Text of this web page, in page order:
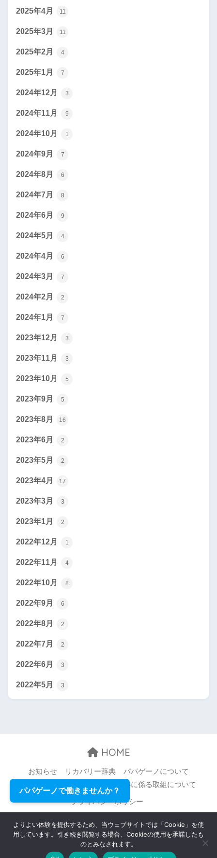
2025年4月 11
2025年3月 11
2025年2月 4
2025年1月 7
2024年12月 3
2024年11月 9
2024年10月 1
2024年9月 7
2024年8月 6
2024年7月 8
2024年6月 9
2024年5月 4
2024年4月 6
2024年3月 7
2024年2月 2
2024年1月 7
2023年12月 3
2023年11月 3
2023年10月 5
2023年9月 5
2023年8月 16
2023年6月 2
2023年5月 2
2023年4月 17
2023年3月 3
2023年1月 2
2022年12月 1
2022年11月 4
2022年10月 8
2022年9月 6
2022年8月 2
2022年7月 2
2022年6月 3
2022年5月 3
HOME
お知らせ リカバリー辞典
パパゲーノについて
職場環境等の改善に係る取組について
プライバシーポリシー
© 2026 Papageno,Inc. All rights reserved.
パパゲーノで働きませんか？
よりよい体験を提供するため、当ウェブサイトでは「Cookie」を使
用しています。引き続き閲覧する場合、Cookieの使用を承諾したも
のとみなされます。